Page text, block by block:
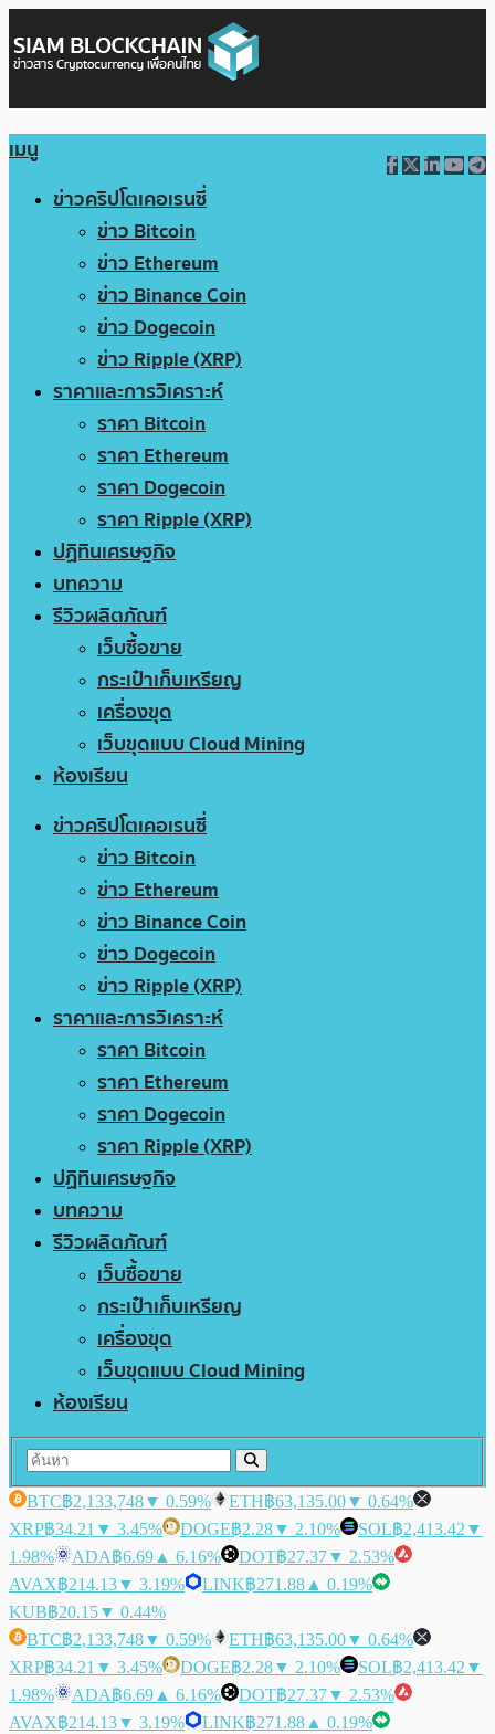
เมนู
ข่าวคริปโตเคอเรนซี่
ข่าว Bitcoin
ข่าว Ethereum
ข่าว Binance Coin
ข่าว Dogecoin
ข่าว Ripple (XRP)
ราคาและการวิเคราะห์
ราคา Bitcoin
ราคา Ethereum
ราคา Dogecoin
ราคา Ripple (XRP)
ปฏิทินเศรษฐกิจ
บทความ
รีวิวผลิตภัณฑ์
เว็บซื้อขาย
กระเป๋าเก็บเหรียญ
เครื่องขุด
เว็บขุดแบบ Cloud Mining
ห้องเรียน
ข่าวคริปโตเคอเรนซี่
ข่าว Bitcoin
ข่าว Ethereum
ข่าว Binance Coin
ข่าว Dogecoin
ข่าว Ripple (XRP)
ราคาและการวิเคราะห์
ราคา Bitcoin
ราคา Ethereum
ราคา Dogecoin
ราคา Ripple (XRP)
ปฏิทินเศรษฐกิจ
บทความ
รีวิวผลิตภัณฑ์
เว็บซื้อขาย
กระเป๋าเก็บเหรียญ
เครื่องขุด
เว็บขุดแบบ Cloud Mining
ห้องเรียน
BTC฿2,133,748▼ 0.59% ETH฿63,135.00▼ 0.64%
XRP฿34.21 ▼ 3.45% DOGE฿2.28▼ 2.10% SOL฿2,413.42 ▼
1.98%
ADA฿6.69 ▲ 6.16% DOT฿27.37▼ 2.53%
AVAX฿214.13▼ 3.19% LINK฿271.88 ▲ 0.19%
KUB฿20.15▼ 0.44%
BTC฿2,133,748▼ 0.59% ETH฿63,135.00▼ 0.64%
XRP฿34.21 ▼ 3.45% DOGE฿2.28▼ 2.10% SOL฿2,413.42 ▼
1.98%
ADA฿6.69 ▲ 6.16% DOT฿27.37▼ 2.53%
AVAX฿214.13▼ 3.19% LINK฿271.88 ▲ 0.19%